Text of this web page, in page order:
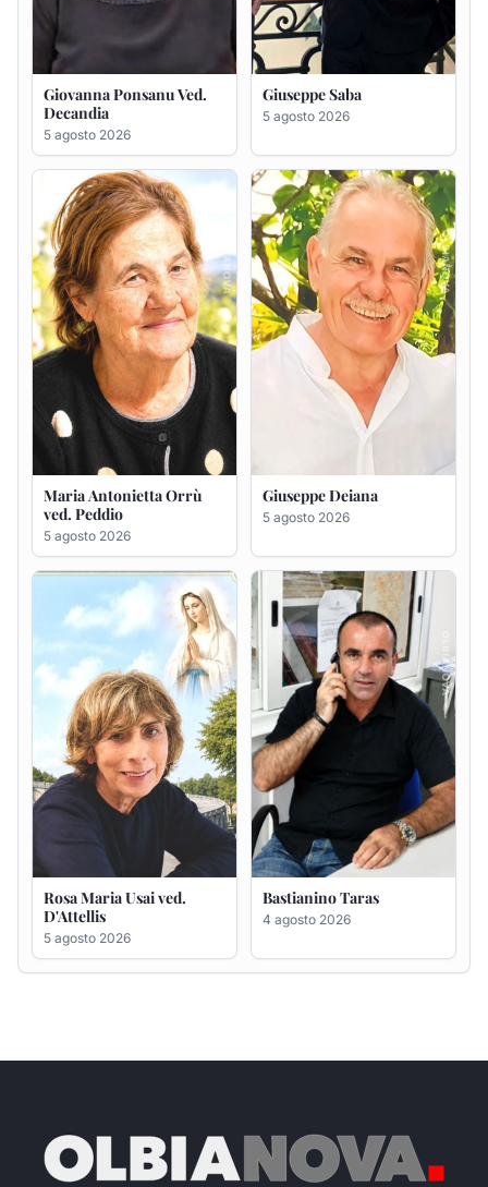
Giovanna Ponsanu Ved.
Decandia
5 agosto 2026
Giuseppe Saba
5 agosto 2026
Maria Antonietta Orrù
ved. Peddio
5 agosto 2026
Giuseppe Deiana
5 agosto 2026
Rosa Maria Usai ved.
D'Attellis
5 agosto 2026
Bastianino Taras
4 agosto 2026